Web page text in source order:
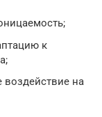
к
воздействие на